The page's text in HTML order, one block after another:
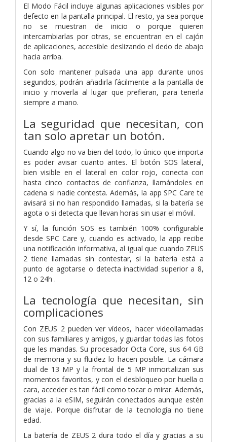
El Modo Fácil incluye algunas aplicaciones visibles por
defecto en la pantalla principal. El resto, ya sea porque
no se muestran de inicio o porque quieren
intercambiarlas por otras, se encuentran en el cajón
de aplicaciones, accesible deslizando el dedo de abajo
hacia arriba.
Con solo mantener pulsada una app durante unos
segundos, podrán añadirla fácilmente a la pantalla de
inicio y moverla al lugar que prefieran, para tenerla
siempre a mano.
La seguridad que necesitan, con
tan solo apretar un botón.
Cuando algo no va bien del todo, lo único que importa
es poder avisar cuanto antes. El botón SOS lateral,
bien visible en el lateral en color rojo, conecta con
hasta cinco contactos de confianza, llamándoles en
cadena si nadie contesta. Además, la app SPC Care te
avisará si no han respondido llamadas, si la batería se
agota o si detecta que llevan horas sin usar el móvil.
Y sí, la función SOS es también 100% configurable
desde SPC Care y, cuando es activado, la app recibe
una notificación informativa, al igual que cuando ZEUS
2 tiene llamadas sin contestar, si la batería está a
punto de agotarse o detecta inactividad superior a 8,
12 o 24h .
La tecnología que necesitan, sin
complicaciones
Con ZEUS 2 pueden ver vídeos, hacer videollamadas
con sus familiares y amigos, y guardar todas las fotos
que les mandas. Su procesador Octa Core, sus 64 GB
de memoria y su fluidez lo hacen posible. La cámara
dual de 13 MP y la frontal de 5 MP inmortalizan sus
momentos favoritos, y con el desbloqueo por huella o
cara, acceder es tan fácil como tocar o mirar. Además,
gracias a la eSIM, seguirán conectados aunque estén
de viaje. Porque disfrutar de la tecnología no tiene
edad.
La batería de ZEUS 2 dura todo el día y gracias a su